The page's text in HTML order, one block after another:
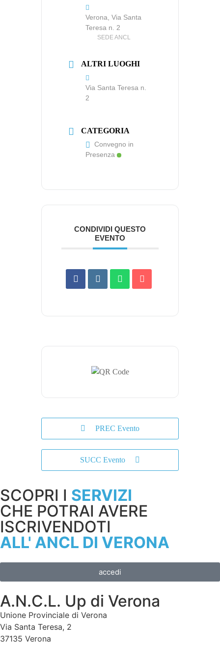
Verona, Via Santa
Teresa n. 2
SEDE ANCL
ALTRI LUOGHI
Via Santa Teresa n.
2
CATEGORIA
Convegno in
Presenza
CONDIVIDI QUESTO
EVENTO
PREC Evento
SUCC Evento
SCOPRI I SERVIZI
CHE POTRAI AVERE
ISCRIVENDOTI
ALL' ANCL DI VERONA
accedi
A.N.C.L. Up di Verona
Unione Provinciale di Verona
Via Santa Teresa, 2
37135 Verona